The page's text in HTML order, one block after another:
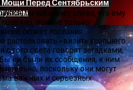
Мощи Перед Сентябрьским
он забывает слова, что ему
помнит только
сюжет послания.
растолковать «визит» усопшего.
с того света говорят загадками,
ни были их сообщения, к ним
поскольку они могут
важных и серьезных